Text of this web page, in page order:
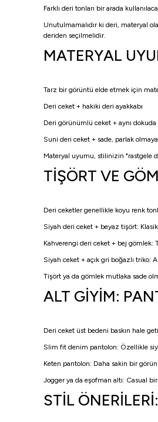
Farklı deri tonları bir arada
Unutulmamalıdır ki deri, materyal
deriden seçilmelidir.
MATERYAL
Tarz bir görüntü elde etmek için
Deri ceket + hakiki deri ayakkabı
Deri görünümlü ceket + aynı dokuda
Suni deri ceket + sade, parlak
Materyal uyumu, stilinizin "rastgele
TİŞÖRT VE
Deri ceketler genellikle koyu renk
Siyah deri ceket + beyaz tişört:
Kahverengi deri ceket + bej gömlek:
Siyah ceket + açık gri boğazlı
Tişört ya da gömlek mutlaka sade
ALT GİYİM:
Deri ceket üst bedeni baskın hale
Slim fit denim pantolon: Özellikle
Keten pantolon: Daha sakin bir
Jogger ya da eşofman altı: Casual
STİL